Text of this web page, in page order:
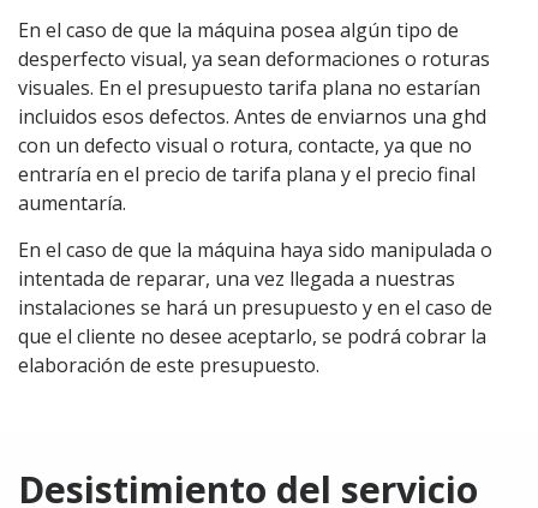
En el caso de que la máquina posea algún tipo de
desperfecto visual, ya sean deformaciones o roturas
visuales. En el presupuesto tarifa plana no estarían
incluidos esos defectos. Antes de enviarnos una ghd
con un defecto visual o rotura, contacte, ya que no
entraría en el precio de tarifa plana y el precio final
aumentaría.
En el caso de que la máquina haya sido manipulada o
intentada de reparar, una vez llegada a nuestras
instalaciones se hará un presupuesto y en el caso de
que el cliente no desee aceptarlo, se podrá cobrar la
elaboración de este presupuesto.
Desistimiento del servicio